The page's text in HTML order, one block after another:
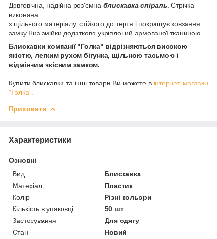
Довговічна, надійна роз'ємна блискавка спіраль . Стрічка
виконана
з щільного матеріалу, стійкого до тертя і покращує ковзання
замку.Низ змійки додатково укріплений армованої тканиною.
Блискавки компанії "Голка" відрізняються високою
якістю, легким рухом бігунка, щільною тасьмою і
відмінним якісним замком.
Купити блискавки та інші товари Ви можете в інтернет-магазин
"Голка".
Приховати
Характеристики
Основні
Вид
Блискавка
Матеріал
Пластик
Колір
Різні кольори
Кількість в упаковці
50 шт.
Застосування
Для одягу
Стан
Новий